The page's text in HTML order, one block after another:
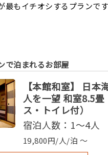
最もイチオシするプランです
で泊まれるお部屋
【本館和室】 日本
人を一望 和室8.5畳
ス・トイレ付）
宿泊人数：1～4人
19,800円/人/泊 ～